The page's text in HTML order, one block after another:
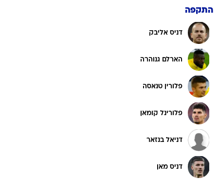
התקפה
דניס אליבק
הארלם גנוהרה
פלורין טנאסה
פלורינל קומאן
דניאל בנזאר
דניס מאן